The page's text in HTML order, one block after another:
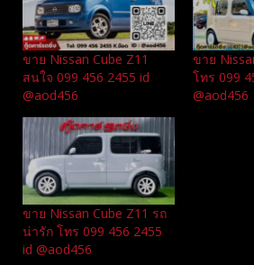
ขาย Nissan Cube Z11
สนใจ 099 456 2455 id
@aod456
ขาย
โทร 099
@aod456
ขาย Nissan Cube Z11 รถ
น่ารัก โทร 099 456 2455
id @aod456